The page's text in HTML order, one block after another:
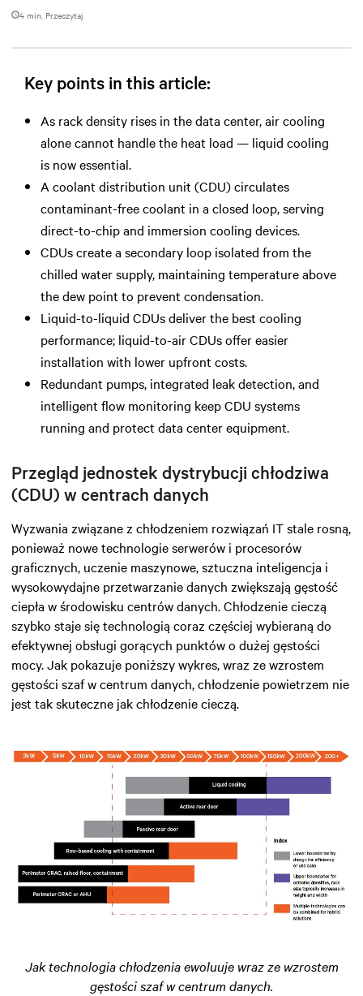
4 min. Przeczytaj
Key points in this article:
As rack density rises in the data center, air cooling
alone cannot handle the heat load — liquid cooling
is now essential.
A coolant distribution unit (CDU) circulates
contaminant-free coolant in a closed loop, serving
direct-to-chip and immersion cooling devices.
CDUs create a secondary loop isolated from the
chilled water supply, maintaining temperature above
the dew point to prevent condensation.
Liquid-to-liquid CDUs deliver the best cooling
performance; liquid-to-air CDUs offer easier
installation with lower upfront costs.
Redundant pumps, integrated leak detection, and
intelligent flow monitoring keep CDU systems
running and protect data center equipment.
Przegląd jednostek dystrybucji chłodziwa
(CDU) w centrach danych
Wyzwania związane z chłodzeniem rozwiązań IT stale rosną,
ponieważ nowe technologie serwerów i procesorów
graficznych, uczenie maszynowe, sztuczna inteligencja i
wysokowydajne przetwarzanie danych zwiększają gęstość
ciepła w środowisku centrów danych. Chłodzenie cieczą
szybko staje się technologią coraz częściej wybieraną do
efektywnej obsługi gorących punktów o dużej gęstości
mocy. Jak pokazuje poniższy wykres, wraz ze wzrostem
gęstości szaf w centrum danych, chłodzenie powietrzem nie
jest tak skuteczne jak chłodzenie cieczą.
Jak technologia chłodzenia ewoluuje wraz ze wzrostem
gęstości szaf w centrum danych.